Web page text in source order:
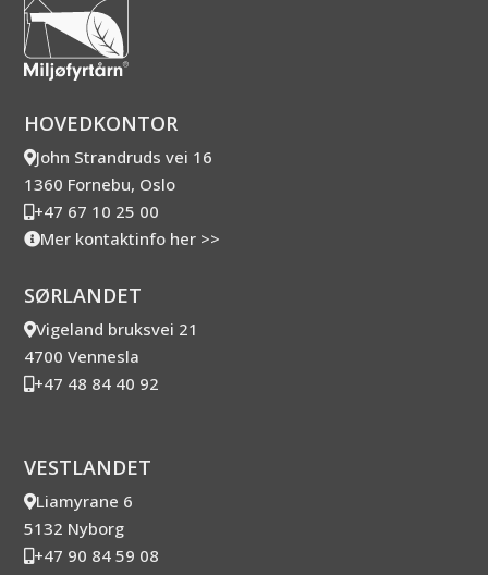
HOVEDKONTOR
John Strandruds vei 16
1360 Fornebu, Oslo
+47 67 10 25 00
Mer kontaktinfo her >>
SØRLANDET
Vigeland bruksvei 21
4700 Vennesla
+47 48 84 40 92
VESTLANDET
Liamyrane 6
5132 Nyborg
+47 90 84 59 08